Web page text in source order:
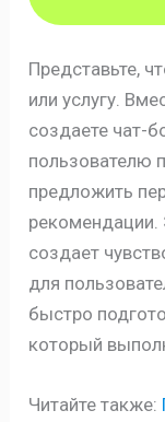
Представьте,
или услугу.
создаете чат-
пользователю
предложить
рекомендации.
создает
для
быстро
который
Читайте также: